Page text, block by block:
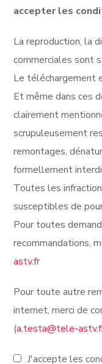
accepter les
La reproduction, la
commerciales sont
Le téléchargement
Et même dans ces
clairement
scrupuleusement
remontages,
formellement
Toutes les
susceptibles de
Pour toutes
recommandations,
astv.fr
Pour toute autre
internet, merci de
(a.testa@tele-
J'accepte les